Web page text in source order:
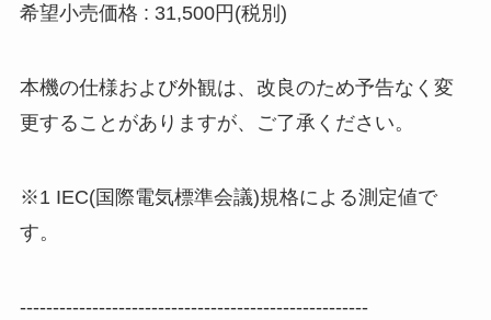
希望小売価格 : 31,500円(税別)
本機の仕様および外観は、改良のため予告なく変
更することがありますが、ご了承ください。
※1 IEC(国際電気標準会議)規格による測定値で
す。
-----------------------------------------------------